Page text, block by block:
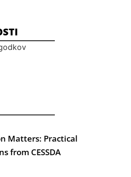
Matters: Practical
from CESSDA